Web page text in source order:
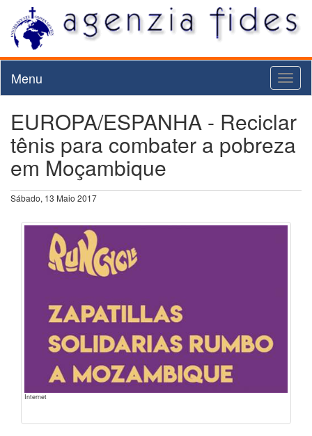
Menu
EUROPA/ESPANHA - Reciclar
tênis para combater a pobreza
em Moçambique
Sábado, 13 Maio 2017
Internet